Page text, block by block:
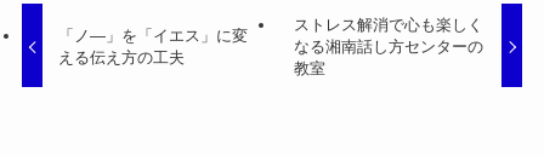
「ノ―」を「イエス」に変
える伝え方の工夫
ストレス解消で心も楽しく
なる湘南話し方センターの
教室